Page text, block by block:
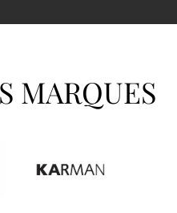
MARQUES